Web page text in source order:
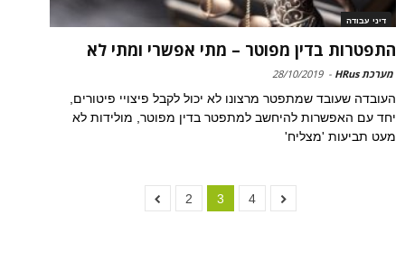
דיני עבודה
התפטרות בדין מפוטר – מתי אפשרי ומתי לא
מערכת HRus -
28/10/2019
העובדה שעובד שמתפטר מרצונו לא יכול לקבל פיצויי פיטורים,
יחד עם האפשרות להיחשב למתפטר בדין מפוטר, מולידות לא
מעט תביעות 'מצליח'
2 3 4